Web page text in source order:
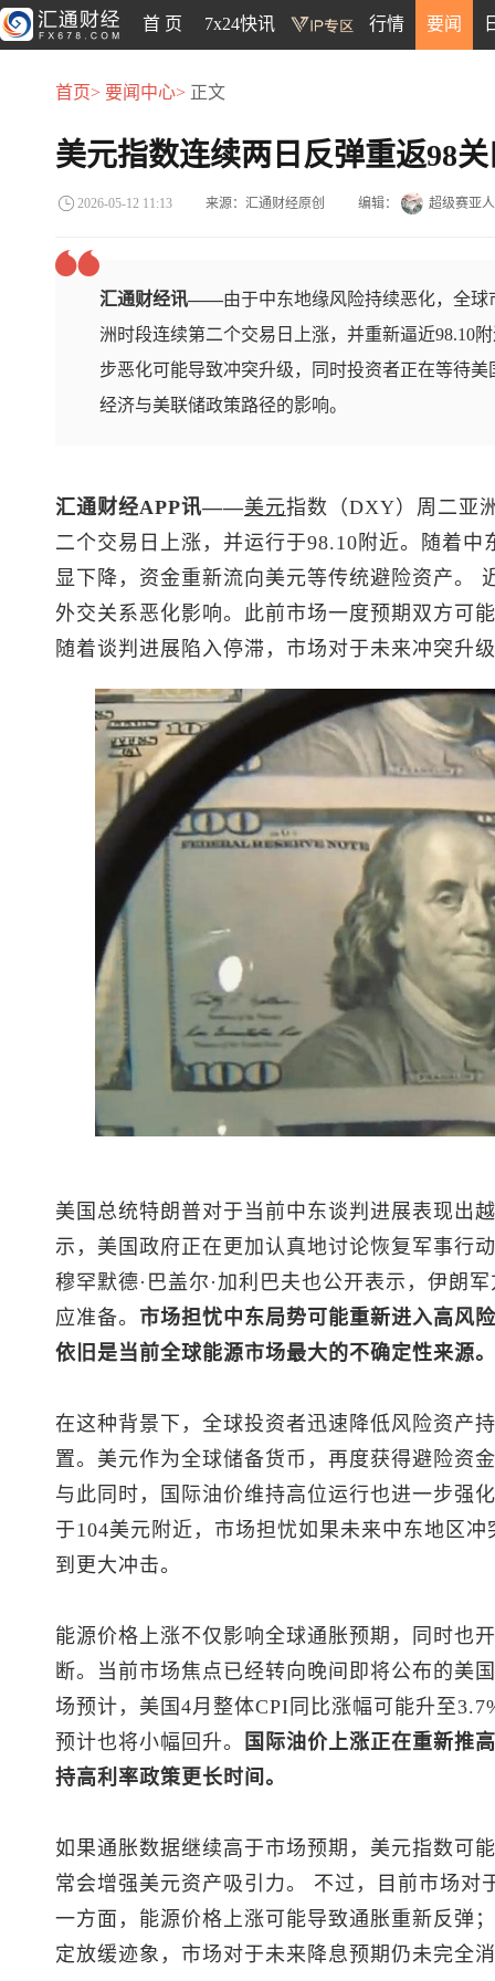
首 页 7x24快讯 行情 要闻
首页> 要闻中心> 正文
美元指数连续两日反弹重返98
2026-05-12 11:13 来源：汇通财经原创 编辑： 超级赛亚人
汇通财经讯——由于中东地缘风险持续恶化，全
洲时段连续第二个交易日上涨，并重新逼近98.10
步恶化可能导致冲突升级，同时投资者正在等待
经济与美联储政策路径的影响。
汇通财经APP讯——美元指数 （DXY）周二亚
二个交易日上涨，并运行于98.10附近。随着
显下降，资金重新流向美元等传统避险资产。
外交关系恶化影响。此前市场一度预期双方可
随着谈判进展陷入停滞，市场对于未来冲突升
美国总统特朗普对于当前中东谈判进展表现出
示，美国政府正在更加认真地讨论恢复军事行
穆罕默德·巴盖尔·加利巴夫也公开表示，伊朗
应准备。 市场担忧中东局势可能重新进入高风
依旧是当前全球能源市场最大的不确定性来源。
在这种背景下，全球投资者迅速降低风险资产
置。美元作为全球储备货币，再度获得避险资
与此同时，国际油价维持高位运行也进一步强
于104美元附近，市场担忧如果未来中东地区
到更大冲击。
能源价格上涨不仅影响全球通胀预期，同时也
断。当前市场焦点已经转向晚间即将公布的美
场预计，美国4月整体CPI同比涨幅可能升至
预计也将小幅回升。
国际油价上涨正在重新推
持高利率政策更长时间。
如果通胀数据继续高于市场预期， 美元指数 可
常会增强美元资产吸引力。 不过，目前市场对
一方面，能源价格上涨可能导致通胀重新反弹
定放缓迹象，市场对于未来降息预期仍未完全